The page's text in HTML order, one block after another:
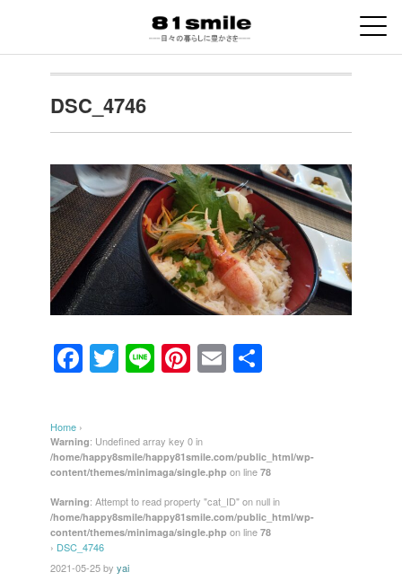
DSC_4746
F
a
e
b
o
o
k
T
wi
er
Li
n
Pi
nt
e
st
E
m
Home ›
Warning: Undefined array key 0 in
/home/happy8smile/happy81smile.com/public_html/wp-
content/themes/minimaga/single.php on line 78
Warning: Attempt to read property "cat_ID" on null in
/home/happy8smile/happy81smile.com/public_html/wp-
content/themes/minimaga/single.php on line 78
› DSC_4746
2021-05-25by yai